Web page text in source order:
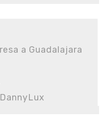
a Guadalajara